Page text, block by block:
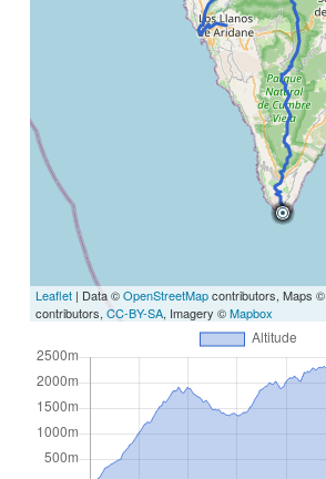
Leaflet| Data ©OpenStreetMapcontributors, Maps ©
contributors, CC-BY-SA, Imagery ©Mapbox